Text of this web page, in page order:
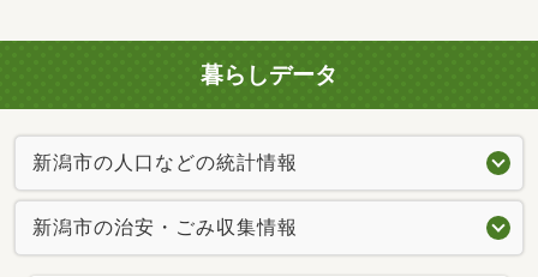
暮らしデータ
新潟市の人口などの統計情報
新潟市の治安・ごみ収集情報